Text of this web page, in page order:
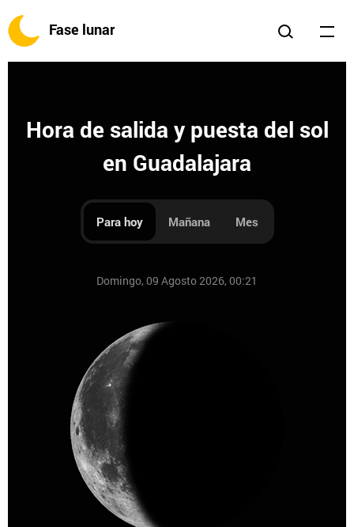
Fase lunar
Hora de salida y puesta del sol
en Guadalajara
Para hoy Mañana Mes
Domingo, 09 Agosto 2026, 00:21